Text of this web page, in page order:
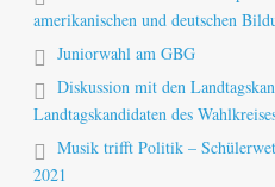
amerikanischen und deutschen
Juniorwahl am GBG
Diskussion mit den
Landtagskandidaten des
Musik trifft Politik –
2021